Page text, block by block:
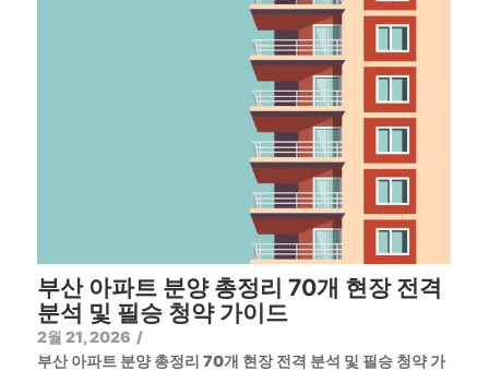
부산 아파트 분양 총정리 70개 현장 전격
분석 및 필승 청약 가이드
2월 21, 2026 /
부산 아파트 분양 총정리 70개 현장 전격 분석 및 필승 청약 가